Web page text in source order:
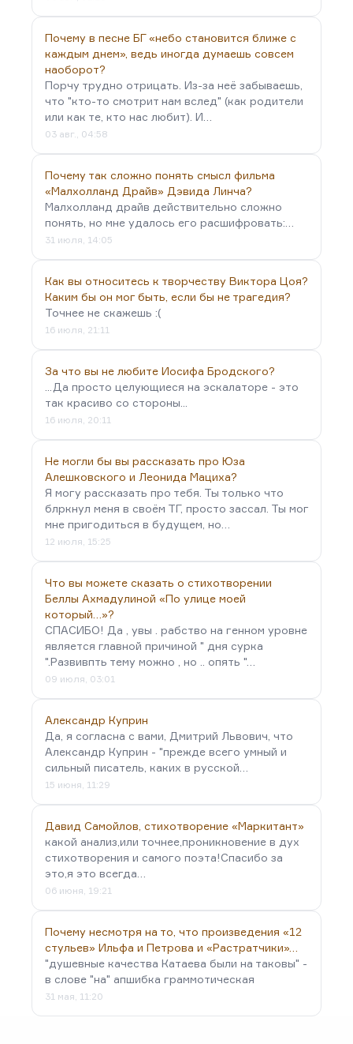
Почему в песне БГ «небо становится ближе с
каждым днем», ведь иногда думаешь совсем
наоборот?
Порчу трудно отрицать. Из-за неё забываешь,
что "кто-то смотрит нам вслед" (как родители
или как те, кто нас любит). И…
03 авг., 04:58
Почему так сложно понять смысл фильма
«Малхолланд Драйв» Дэвида Линча?
Малхолланд драйв действительно сложно
понять, но мне удалось его расшифровать:…
31 июля, 14:05
Как вы относитесь к творчеству Виктора Цоя?
Каким бы он мог быть, если бы не трагедия?
Точнее не скажешь :(
16 июля, 21:11
За что вы не любите Иосифа Бродского?
...Да просто целующиеся на эскалаторе - это
так красиво со стороны...
16 июля, 20:11
Не могли бы вы рассказать про Юза
Алешковского и Леонида Мациха?
Я могу рассказать про тебя. Ты только что
блркнул меня в своём ТГ, просто зассал. Ты мог
мне пригодиться в будущем, но…
12 июля, 15:25
Что вы можете сказать о стихотворении
Беллы Ахмадулиной «По улице моей
который…»?
СПАСИБО! Да , увы . рабство на генном уровне
является главной причиной " дня сурка
".Развивпть тему можно , но .. опять "…
09 июля, 03:01
Александр Куприн
Да, я согласна с вами, Дмитрий Львович, что
Александр Куприн - "прежде всего умный и
сильный писатель, каких в русской…
15 июня, 11:29
Давид Самойлов, стихотворение «Маркитант»
какой анализ,или точнее,проникновение в дух
стихотворения и самого поэта!Спасибо за
это,я это всегда…
06 июня, 19:21
Почему несмотря на то, что произведения «12
стульев» Ильфа и Петрова и «Растратчики»…
"душевные качества Катаева были на таковы" -
в слове "на" апшибка граммотическая
31 мая, 11:20